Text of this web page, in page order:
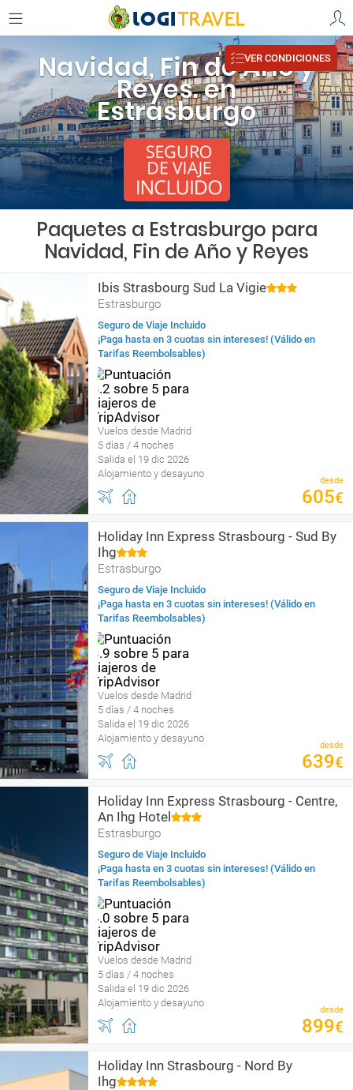
Navidad, Fin de Año y
Reyes. en
Estrasburgo
VER CONDICIONES
Paquetes a Estrasburgo para
Navidad, Fin de Año y Reyes
Ibis Strasbourg Sud La Vigie
Estrasburgo
Seguro de Viaje Incluido
¡Paga hasta en 3 cuotas sin intereses! (Válido en
Tarifas Reembolsables)
Vuelos desde Madrid
5 días / 4 noches
Salida el 19 dic 2026
Alojamiento y desayuno
desde
605€
Holiday Inn Express Strasbourg - Sud By
Ihg
Estrasburgo
Seguro de Viaje Incluido
¡Paga hasta en 3 cuotas sin intereses! (Válido en
Tarifas Reembolsables)
Vuelos desde Madrid
5 días / 4 noches
Salida el 19 dic 2026
Alojamiento y desayuno
desde
639€
Holiday Inn Express Strasbourg - Centre,
An Ihg Hotel
Estrasburgo
Seguro de Viaje Incluido
¡Paga hasta en 3 cuotas sin intereses! (Válido en
Tarifas Reembolsables)
Vuelos desde Madrid
5 días / 4 noches
Salida el 19 dic 2026
Alojamiento y desayuno
desde
899€
Holiday Inn Strasbourg - Nord By
Ihg